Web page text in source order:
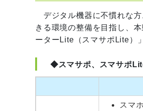
デジタル機器に不慣れな方
きる環境の整備を目指し、
ーターLite（スマサポLite）
◆スマサポ、スマサポ
スマ